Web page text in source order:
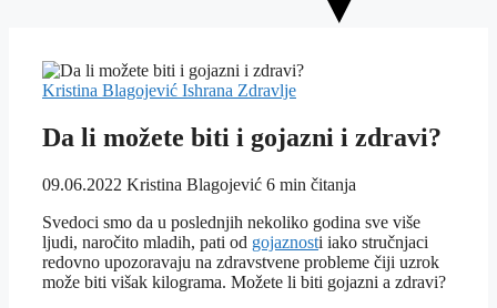
Kristina Blagojević Ishrana Zdravlje
Da li možete biti i gojazni i zdravi?
09.06.2022 Kristina Blagojević 6 min čitanja
Svedoci smo da u poslednjih nekoliko godina sve više
ljudi, naročito mladih, pati od gojaznosti iako stručnjaci
redovno upozoravaju na zdravstvene probleme čiji uzrok
može biti višak kilograma. Možete li biti gojazni a zdravi?